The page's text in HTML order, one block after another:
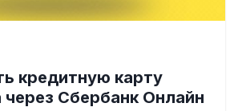
кредитную карту
через Сбербанк Онлайн